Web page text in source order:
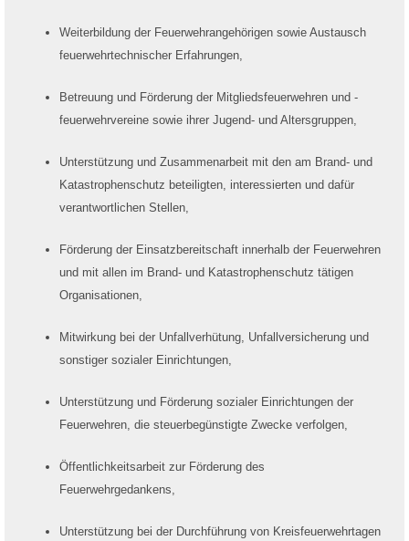
Weiterbildung der Feuerwehrangehörigen sowie Austausch
feuerwehrtechnischer Erfahrungen,
Betreuung und Förderung der Mitgliedsfeuerwehren und -
feuerwehrvereine sowie ihrer Jugend- und Altersgruppen,
Unterstützung und Zusammenarbeit mit den am Brand- und
Katastrophenschutz beteiligten, interessierten und dafür
verantwortlichen Stellen,
Förderung der Einsatzbereitschaft innerhalb der Feuerwehren
und mit allen im Brand- und Katastrophenschutz tätigen
Organisationen,
Mitwirkung bei der Unfallverhütung, Unfallversicherung und
sonstiger sozialer Einrichtungen,
Unterstützung und Förderung sozialer Einrichtungen der
Feuerwehren, die steuerbegünstigte Zwecke verfolgen,
Öffentlichkeitsarbeit zur Förderung des
Feuerwehrgedankens,
Unterstützung bei der Durchführung von Kreisfeuerwehrtagen